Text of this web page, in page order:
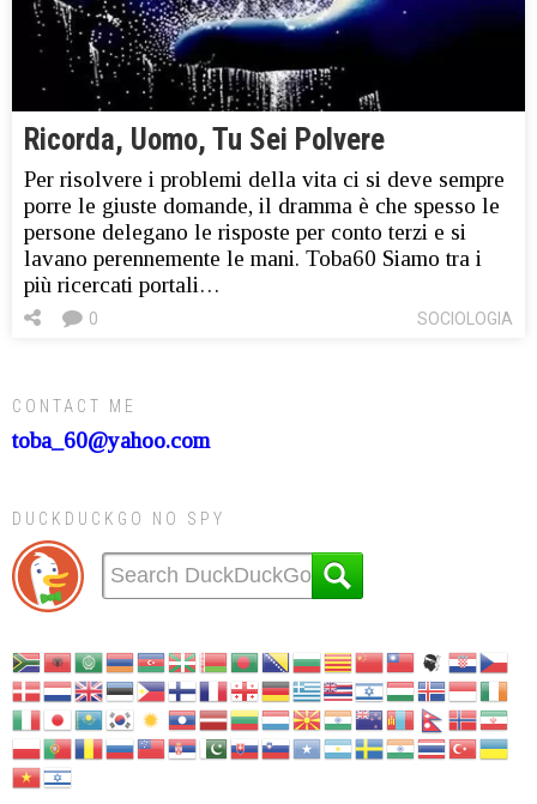
Ricorda, Uomo, Tu Sei Polvere
Per risolvere i problemi della vita ci si deve sempre
porre le giuste domande, il dramma è che spesso le
persone delegano le risposte per conto terzi e si
lavano perennemente le mani. Toba60 Siamo tra i
più ricercati portali…
SOCIOLOGIA
0
CONTACT ME
toba_60@yahoo.com
DUCKDUCKGO NO SPY